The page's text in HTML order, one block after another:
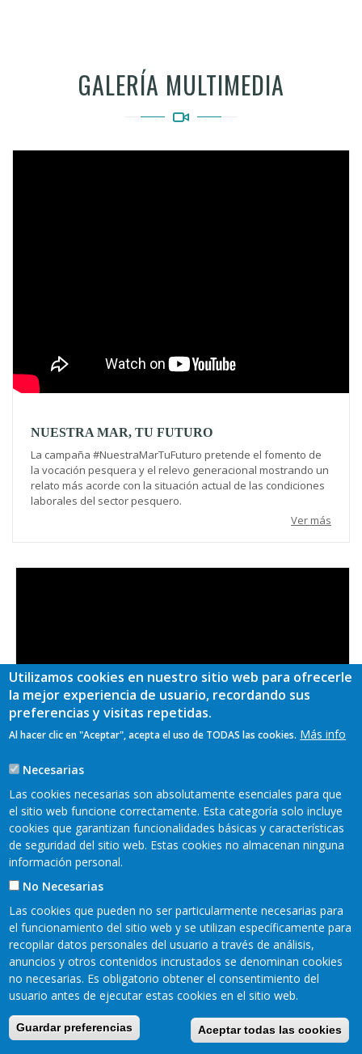
GALERÍA MULTIMEDIA
NUESTRA MAR, TU FUTURO
La campaña #NuestraMarTuFuturo pretende el fomento de
la vocación pesquera y el relevo generacional mostrando un
relato más acorde con la situación actual de las condiciones
laborales del sector pesquero.
Ver más
YO SOY RURAL T06 - PROGRAMA 04
En este capítulo podéis conocer el precioso proyecto de Paz
Mesa, una artesana que trabaja el telar textil y que realiza
cuidadas prendas que tienen en cuenta tanto el proceso de
la lana como el cuidado
Ver más
Video
Utilizamos cookies en nuestro sitio web para ofrecerle
la mejor experiencia de usuario, recordando sus
preferencias y visitas repetidas.
Al hacer clic en "Aceptar", acepta el uso de TODAS las cookies. Más info
Necesarias
Las cookies necesarias son absolutamente esenciales para que
el sitio web funcione correctamente. Esta categoría solo incluye
cookies que garantizan funcionalidades básicas y características
de seguridad del sitio web. Estas cookies no almacenan ninguna
información personal.
No Necesarias
Las cookies que pueden no ser particularmente necesarias para
el funcionamiento del sitio web y se utilizan específicamente para
recopilar datos personales del usuario a través de análisis,
anuncios y otros contenidos incrustados se denominan cookies
no necesarias. Es obligatorio obtener el consentimiento del
usuario antes de ejecutar estas cookies en el sitio web.
Guardar preferencias Aceptar todas las cookies